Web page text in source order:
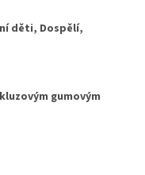
děti, Dospělí,
gumovým